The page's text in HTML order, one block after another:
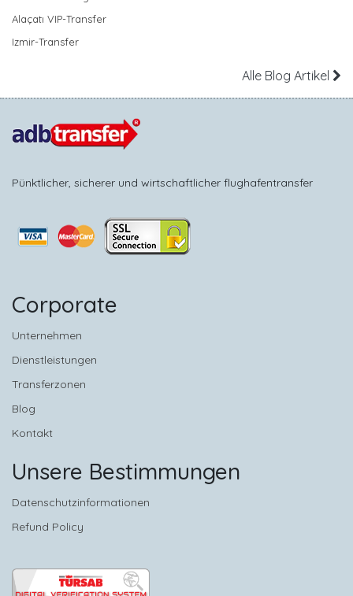
Alaçatı VIP-Transfer
Izmir-Transfer
Alle Blog Artikel
Pünktlicher, sicherer und wirtschaftlicher flughafentransfer
Corporate
Unternehmen
Dienstleistungen
Transferzonen
Blog
Kontakt
Unsere Bestimmungen
Datenschutzinformationen
Refund Policy